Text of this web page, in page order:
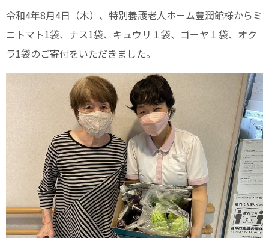
令和4年8月4日（木）、特別養護老人ホーム豊潤館様からミ
ニトマト1袋、ナス1袋、キュウリ１袋、ゴーヤ１袋、オク
ラ1袋のご寄付をいただきました。